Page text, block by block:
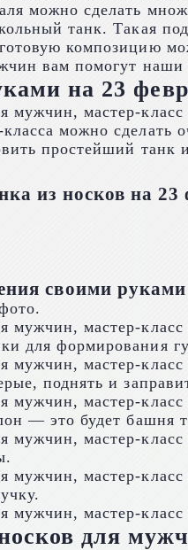
можно сделать
танк. Такая
композицию
вам помогут
на 23
можно
простейший
из носков на
своими
для формирования
поднять и
— это будет башня
для